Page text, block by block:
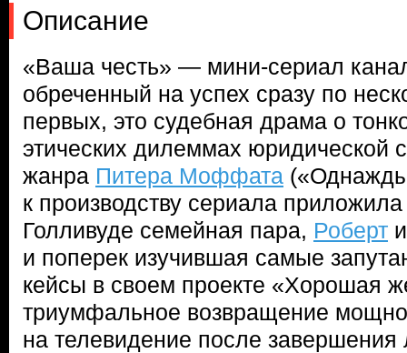
Описание
«Ваша честь» — мини-сериал
обреченный на успех сразу по
первых, это судебная драма о
этических дилеммах юридической
жанра Питера Моффата
к производству сериала приложила
Голливуде семейная пара, Роберт
и поперек изучившая самые
кейсы в своем проекте «Хорошая
триумфальное возвращение
на телевидение после